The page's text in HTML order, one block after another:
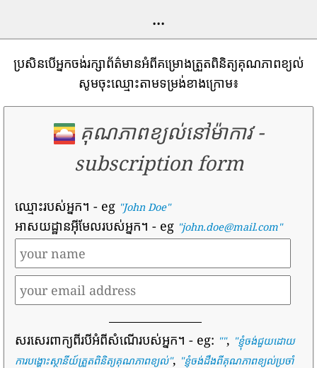
...
ប្រសិនបើអ្នកចង់រក្សាព័ត៌មានអំពីគម្រោងត្រួតពិនិត្យគុណភាពខ្យល់
សូមចុះឈ្មោះតាមទម្រង់ខាងក្រោម៖
គុណភាពខ្យល់នៅម៉ាកាវ-
subscription form
ឈ្មោះរបស់អ្នក។ - eg "John Doe"
អាសយដ្ឋានអ៊ីមែលរបស់អ្នក។ - eg "john.doe@mail.com"
សរសេរពាក្យពីរបីអំពីសំណើរបស់អ្នក។ - eg: "", "ខ្ញុំចង់ជួយដោយ
ការបង្ហោះស្ថានីយ៍ត្រួតពិនិត្យគុណភាពខ្យល់", "ខ្ញុំចង់ដឹងពីគុណភាពខ្យល់ប្រចាំ